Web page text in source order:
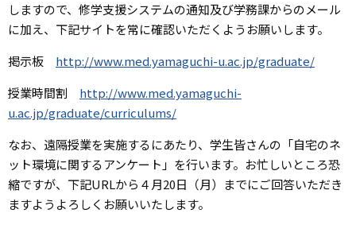
しますので、修学支援システムの通知及び学務課からのメール
に加え、下記サイトを常に確認いただくようお願いします。
掲示板 http://www.med.yamaguchi-u.ac.jp/graduate/
授業時間割 http://www.med.yamaguchi-
u.ac.jp/graduate/curriculums/
なお、遠隔授業を実施するにあたり、学生皆さんの「自宅のネ
ット環境に関するアンケート」を行います。お忙しいところ恐
縮ですが、下記URLから４月20日（月）までにご回答いただき
ますようよろしくお願いいたします。